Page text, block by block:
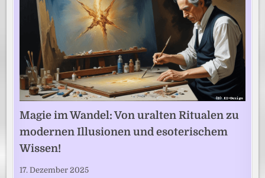
Magie im Wandel: Von uralten Ritualen zu
modernen Illusionen und esoterischem
Wissen!
17. Dezember 2025